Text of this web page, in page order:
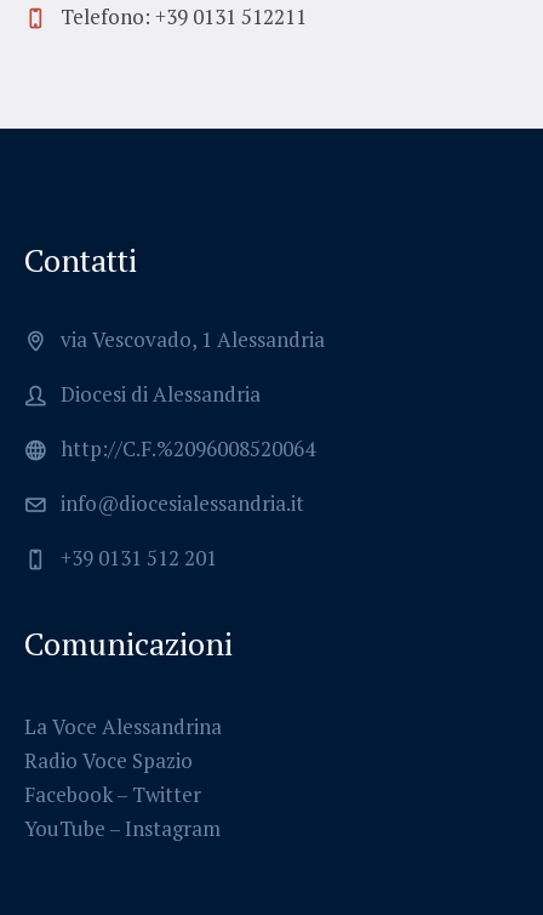
Telefono: +39 0131 512211
Contatti
via Vescovado, 1 Alessandria
Diocesi di Alessandria
http://C.F.%2096008520064
info@diocesialessandria.it
+39 0131 512 201
Comunicazioni
La Voce Alessandrina
Radio Voce Spazio
Facebook– Twitter
YouTube – Instagram